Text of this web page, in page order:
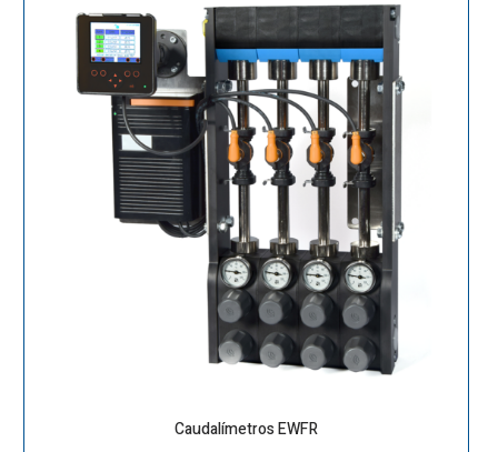
Caudalímetros EWFR